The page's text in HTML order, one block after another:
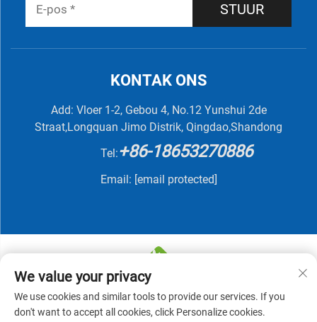
STUUR
KONTAK ONS
Add: Vloer 1-2, Gebou 4, No.12 Yunshui 2de
Straat,Longquan Jimo Distrik, Qingdao,Shandong
Tel:+86-18653270886
Email: [email protected]
Kopiereg © 2025 deur QINGDAO NUTRIVIT BIOTECH
CO., LTD - Privatbeleid
We value your privacy
We use cookies and similar tools to provide our services. If you
don't want to accept all cookies, click Personalize cookies.